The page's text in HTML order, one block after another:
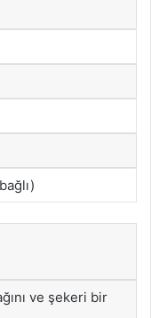
ve şekeri bir